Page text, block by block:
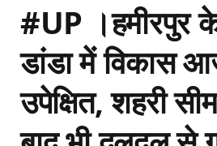
#UP ।हमीरपुर
डांडा में विकास
उपेक्षित, शहरी